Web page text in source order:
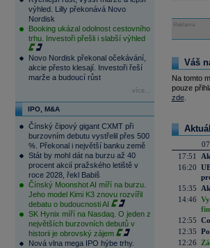
výhled. Lilly překonává Novo
Nordisk
Booking ukázal odolnost cestovního
trhu. Investoři přešli i slabší výhled
Novo Nordisk překonal očekávání,
akcie přesto klesají. Investoři řeší
marže a budoucí růst
více...
IPO, M&A
Čínský čipový gigant CXMT při
burzovním debutu vystřelil přes 500
%. Překonal i největší banku země
Stát by mohl dát na burzu až 40
procent akcií pražského letiště v
roce 2028, řekl Babiš
Čínský Moonshot AI míří na burzu.
Jeho model Kimi K3 znovu rozvířil
debatu o budoucnosti AI
SK Hynix míří na Nasdaq. O jeden z
největších burzovních debutů v
historii je obrovský zájem
Nová vlna mega IPO hýbe trhy.
Reklama
Váš
Na tomto
pouze
zde.
17:51
16:20
15:35
14:46
12:55
12:35
12:26